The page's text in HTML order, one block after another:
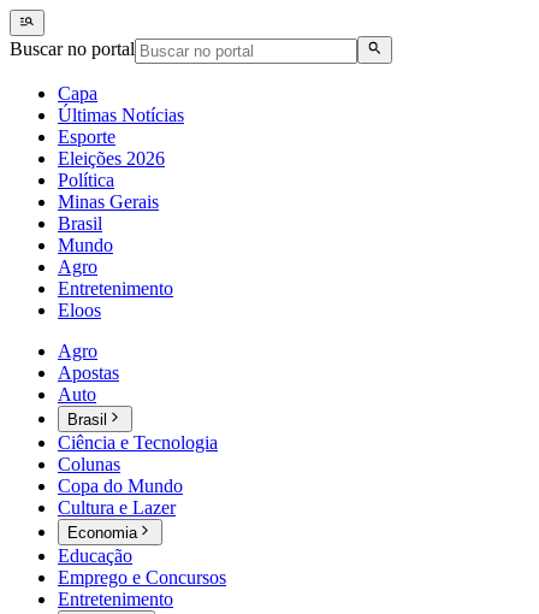
Buscar no portal
Capa
Últimas Notícias
Esporte
Eleições 2026
Política
Minas Gerais
Brasil
Mundo
Agro
Entretenimento
Eloos
Agro
Apostas
Auto
Brasil
Ciência e Tecnologia
Colunas
Copa do Mundo
Cultura e Lazer
Economia
Educação
Emprego e Concursos
Entretenimento